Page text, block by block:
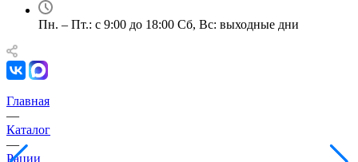
Пн. – Пт.: с 9:00 до 18:00 Cб, Вс: выходные дни
Главная
—
Каталог
—
Рации